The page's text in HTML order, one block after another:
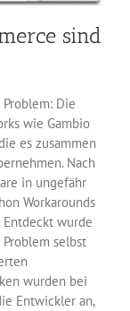
sind
Die
wie Gambio
es zusammen
Nach
in ungefähr
Workarounds
Entdeckt wurde
selbst
wurden bei
Entwickler an,